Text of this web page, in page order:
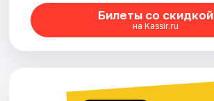
Билеты со скидкой
на Kassir.ru